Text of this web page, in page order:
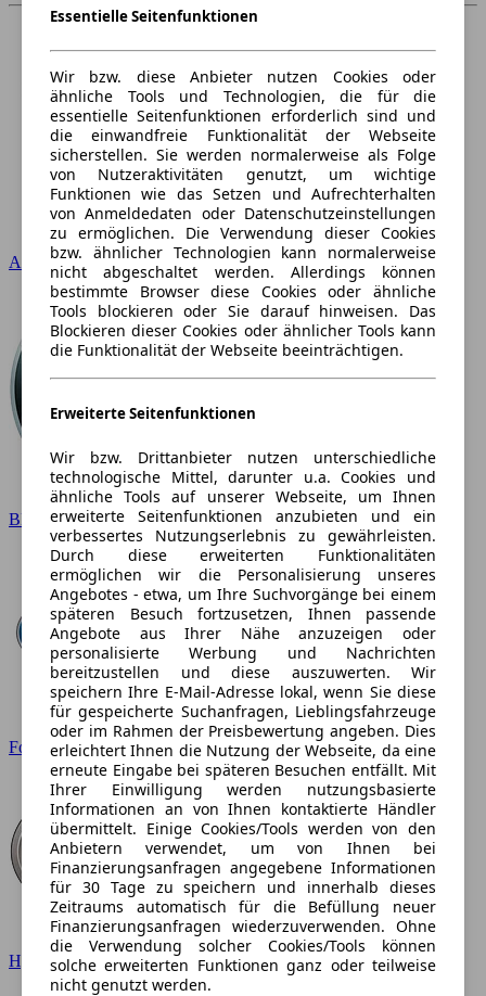
Audi
BMW
Ford
Hyundai
Essentielle Seitenfunktionen
Wir bzw. diese Anbieter nutzen Cookies oder
ähnliche Tools und Technologien, die für die
essentielle Seitenfunktionen erforderlich sind und
die einwandfreie Funktionalität der Webseite
sicherstellen. Sie werden normalerweise als Folge
von Nutzeraktivitäten genutzt, um wichtige
Funktionen wie das Setzen und Aufrechterhalten
von Anmeldedaten oder Datenschutzeinstellungen
zu ermöglichen. Die Verwendung dieser Cookies
bzw. ähnlicher Technologien kann normalerweise
nicht abgeschaltet werden. Allerdings können
bestimmte Browser diese Cookies oder ähnliche
Tools blockieren oder Sie darauf hinweisen. Das
Blockieren dieser Cookies oder ähnlicher Tools kann
die Funktionalität der Webseite beeinträchtigen.
Erweiterte Seitenfunktionen
Wir bzw. Drittanbieter nutzen unterschiedliche
technologische Mittel, darunter u.a. Cookies und
ähnliche Tools auf unserer Webseite, um Ihnen
erweiterte Seitenfunktionen anzubieten und ein
verbessertes Nutzungserlebnis zu gewährleisten.
Durch diese erweiterten Funktionalitäten
ermöglichen wir die Personalisierung unseres
Angebotes - etwa, um Ihre Suchvorgänge bei einem
späteren Besuch fortzusetzen, Ihnen passende
Angebote aus Ihrer Nähe anzuzeigen oder
personalisierte Werbung und Nachrichten
bereitzustellen und diese auszuwerten. Wir
speichern Ihre E-Mail-Adresse lokal, wenn Sie diese
für gespeicherte Suchanfragen, Lieblingsfahrzeuge
oder im Rahmen der Preisbewertung angeben. Dies
erleichtert Ihnen die Nutzung der Webseite, da eine
erneute Eingabe bei späteren Besuchen entfällt. Mit
Ihrer Einwilligung werden nutzungsbasierte
Informationen an von Ihnen kontaktierte Händler
übermittelt. Einige Cookies/Tools werden von den
Anbietern verwendet, um von Ihnen bei
Finanzierungsanfragen angegebene Informationen
für 30 Tage zu speichern und innerhalb dieses
Zeitraums automatisch für die Befüllung neuer
Finanzierungsanfragen wiederzuverwenden. Ohne
die Verwendung solcher Cookies/Tools können
solche erweiterten Funktionen ganz oder teilweise
nicht genutzt werden.